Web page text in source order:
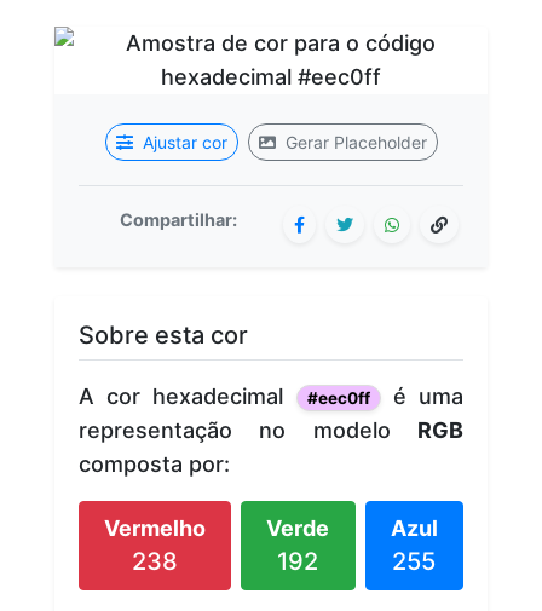
Ajustar cor Gerar Placeholder
Compartilhar:
Sobre esta cor
A cor hexadecimal #eec0ff é uma
representação no modelo RGB
composta por:
Vermelho
238
Verde
192
Azul
255